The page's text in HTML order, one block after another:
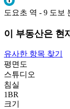
도요초 역 - 9 도보
이 부동산은 현
유사한 항목 찾기
평면도
스튜디오
침실
1BR
크기